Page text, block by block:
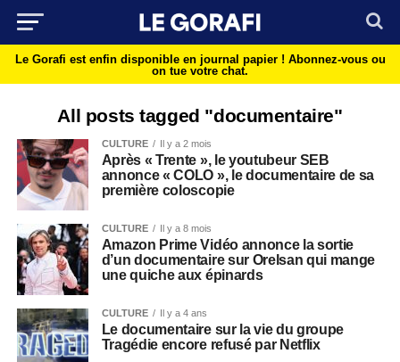
Le Gorafi est enfin disponible en journal papier ! Abonnez-vous ou
on tue votre chat.
All posts tagged "documentaire"
CULTURE Il y a 2 mois
Après « Trente », le youtubeur SEB
annonce « COLO », le documentaire de sa
première coloscopie
CULTURE Il y a 8 mois
Amazon Prime Vidéo annonce la sortie
d’un documentaire sur Orelsan qui mange
une quiche aux épinards
CULTURE Il y a 4 ans
Le documentaire sur la vie du groupe
Tragédie encore refusé par Netflix